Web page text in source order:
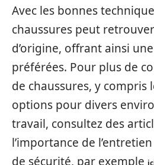
Avec les bonnes
chaussures peut
d’origine, offrant ainsi
préférées. Pour plus de
de chaussures, y compris
options pour divers
travail, consultez des
l’importance de
de sécurité, par exemple